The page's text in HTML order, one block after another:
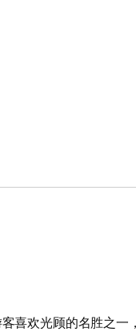
喜欢光顾的名胜之一